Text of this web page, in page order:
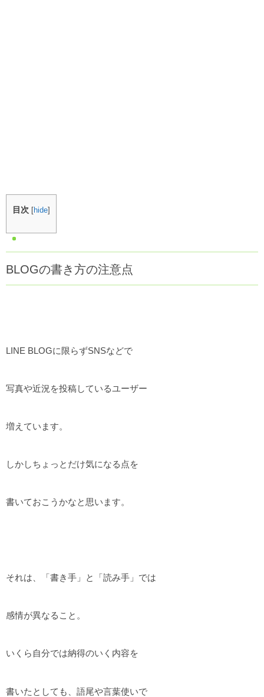
目次 [hide]
BLOGの書き方の注意点
LINE BLOGに限らずSNSなどで
写真や近況を投稿しているユーザー
増えています。
しかしちょっとだけ気になる点を
書いておこうかなと思います。
それは、「書き手」と「読み手」では
感情が異なること。
いくら自分では納得のいく内容を
書いたとしても、語尾や言葉使いで